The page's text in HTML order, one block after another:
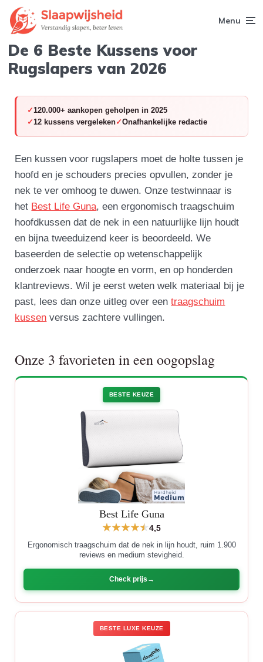
Menu
De 6 Beste Kussens voor
Rugslapers van 2026
120.000+ aankopen geholpen in 2025
12 kussens vergeleken
Onafhankelijke redactie
Een kussen voor rugslapers moet de holte tussen je
hoofd en je schouders precies opvullen, zonder je
nek te ver omhoog te duwen. Onze testwinnaar is
het Best Life Guna, een ergonomisch traagschuim
hoofdkussen dat de nek in een natuurlijke lijn houdt
en bijna tweeduizend keer is beoordeeld. We
baseerden de selectie op wetenschappelijk
onderzoek naar hoogte en vorm, en op honderden
klantreviews. Wil je eerst weten welk materiaal bij je
past, lees dan onze uitleg over eentraagschuim
kussen versus zachtere vullingen.
Onze 3 favorieten in een oogopslag
BESTE KEUZE
Best Life Guna
4,5
Ergonomisch traagschuim dat de nek in lijn houdt, ruim 1.900
reviews en medium stevigheid.
Check prijs
BESTE LUXE KEUZE